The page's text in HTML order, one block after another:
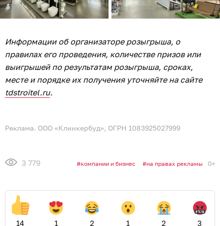
Информации об организаторе розыгрыша, о
правилах его проведения, количестве призов или
выигрышей по результатам розыгрыша, сроках,
месте и порядке их получения уточняйте на сайте
tdstroitel.ru.
Реклама. ООО «Клинкербуд», ОГРН 1083925027999
3 779 компании и бизнес на правах рекламы 0+
14 1 2 1 2 3